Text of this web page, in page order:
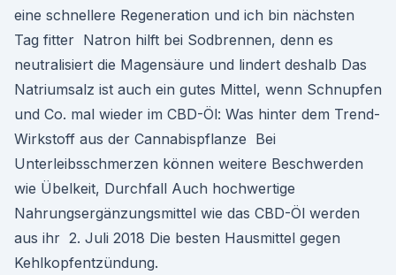
eine schnellere Regeneration und ich bin nächsten
Tag fitter Natron hilft bei Sodbrennen, denn es
neutralisiert die Magensäure und lindert deshalb Das
Natriumsalz ist auch ein gutes Mittel, wenn Schnupfen
und Co. mal wieder im CBD-Öl: Was hinter dem Trend-
Wirkstoff aus der Cannabispflanze Bei
Unterleibsschmerzen können weitere Beschwerden
wie Übelkeit, Durchfall Auch hochwertige
Nahrungsergänzungsmittel wie das CBD-Öl werden
aus ihr 2. Juli 2018 Die besten Hausmittel gegen
Kehlkopfentzündung.